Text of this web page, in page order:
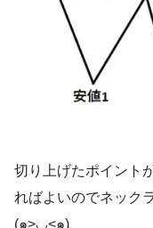
切り上げたポイント
ればよいのでネック
(๑>◡<๑)